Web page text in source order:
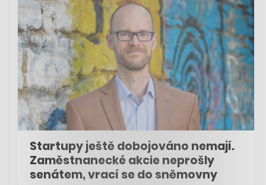
Startupy ještě dobojováno nemají.
Zaměstnanecké akcie neprošly
senátem, vrací se do sněmovny